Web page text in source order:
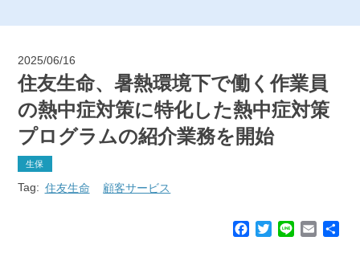
2025/06/16
住友生命、暑熱環境下で働く作業員
の熱中症対策に特化した熱中症対策
プログラムの紹介業務を開始
生保
Tag: 住友生命 顧客サービス
T
E